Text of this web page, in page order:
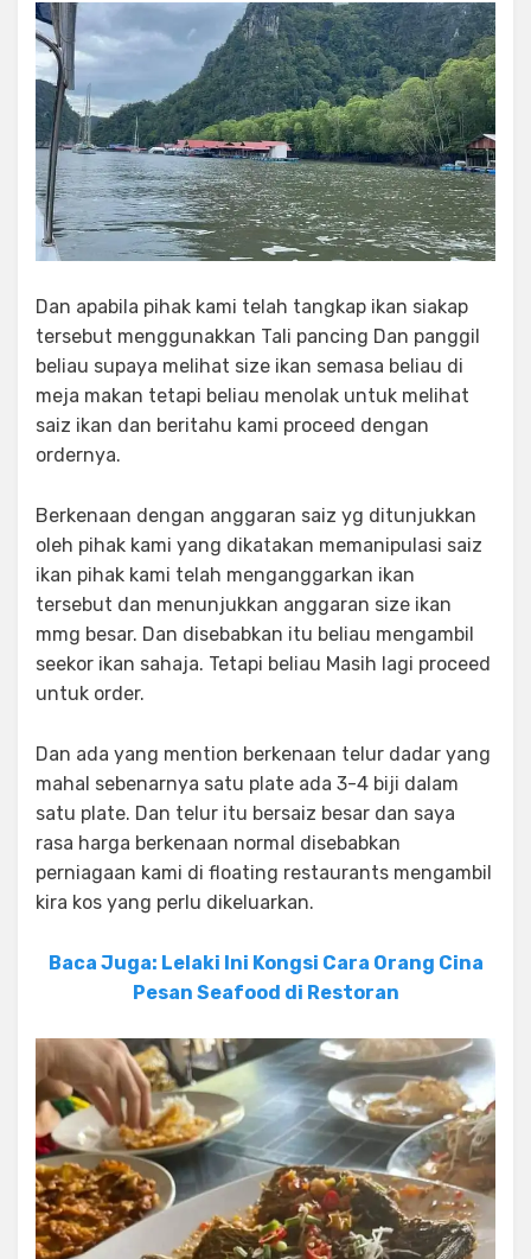
Dan apabila pihak kami telah tangkap ikan siakap
tersebut menggunakkan Tali pancing Dan panggil
beliau supaya melihat size ikan semasa beliau di
meja makan tetapi beliau menolak untuk melihat
saiz ikan dan beritahu kami proceed dengan
ordernya.
Berkenaan dengan anggaran saiz yg ditunjukkan
oleh pihak kami yang dikatakan memanipulasi saiz
ikan pihak kami telah menganggarkan ikan
tersebut dan menunjukkan anggaran size ikan
mmg besar. Dan disebabkan itu beliau mengambil
seekor ikan sahaja. Tetapi beliau Masih lagi proceed
untuk order.
Dan ada yang mention berkenaan telur dadar yang
mahal sebenarnya satu plate ada 3-4 biji dalam
satu plate. Dan telur itu bersaiz besar dan saya
rasa harga berkenaan normal disebabkan
perniagaan kami di floating restaurants mengambil
kira kos yang perlu dikeluarkan.
Baca Juga: Lelaki Ini Kongsi Cara Orang Cina
Pesan Seafood di Restoran